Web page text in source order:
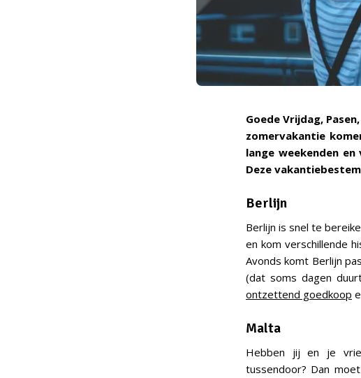
Goede Vrijdag,
zomervakantie
lange weekenden
Deze
Berlijn
Berlijn is snel te
en kom verschillende
Avonds komt Berlijn
(dat soms dagen
ontzettend goedkoop
Malta
Hebben jij en je
tussendoor? Dan